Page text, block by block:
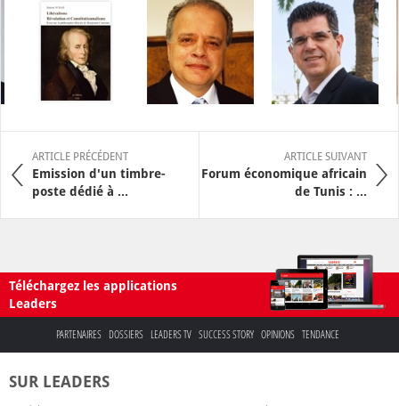
ARTICLE PRÉCÉDENT
Emission d'un timbre-
poste dédié à ...
ARTICLE SUIVANT
Forum économique africain
de Tunis : ...
Téléchargez les applications
Leaders
PARTENAIRES DOSSIERS LEADERS TV SUCCESS STORY OPINIONS TENDANCE
SUR LEADERS